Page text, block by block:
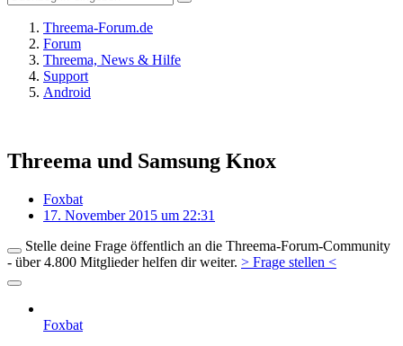
Threema-Forum.de
Forum
Threema, News & Hilfe
Support
Android
Threema und Samsung Knox
Foxbat
17. November 2015 um 22:31
Stelle deine Frage öffentlich an die Threema-Forum-Community
- über 4.800 Mitglieder helfen dir weiter. > Frage stellen <
Foxbat